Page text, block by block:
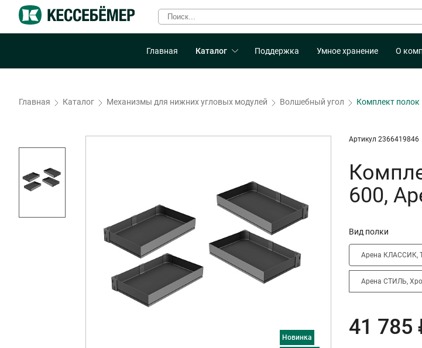
Главная Каталог Поддержка Умное хранение О
Главная Каталог Механизмы для нижних угловых модулей Волшебный угол Комплект
Новинка
Артикул 2366419846
600,
Вид полки
Арена КЛАССИК,
Арена СТИЛЬ,
41 785